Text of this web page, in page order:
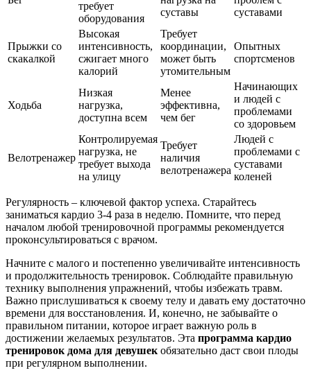
требует
оборудования
суставы
суставами
Прыжки со
скакалкой
Высокая
интенсивность,
сжигает много
калорий
Требует
координации,
может быть
утомительным
Опытных
спортсменов
Ходьба
Низкая
нагрузка,
доступна всем
Менее
эффективна,
чем бег
Начинающих
и людей с
проблемами
со здоровьем
Велотренажер
Контролируемая
нагрузка, не
требует выхода
на улицу
Требует
наличия
велотренажера
Людей с
проблемами с
суставами
коленей
Регулярность – ключевой фактор успеха. Старайтесь
заниматься кардио 3-4 раза в неделю. Помните, что перед
началом любой тренировочной программы рекомендуется
проконсультироваться с врачом.
Начните с малого и постепенно увеличивайте интенсивность
и продолжительность тренировок. Соблюдайте правильную
технику выполнения упражнений, чтобы избежать травм.
Важно прислушиваться к своему телу и давать ему достаточно
времени для восстановления. И, конечно, не забывайте о
правильном питании, которое играет важную роль в
достижении желаемых результатов. Эта программа кардио
тренировок дома для девушек обязательно даст свои плоды
при регулярном выполнении.